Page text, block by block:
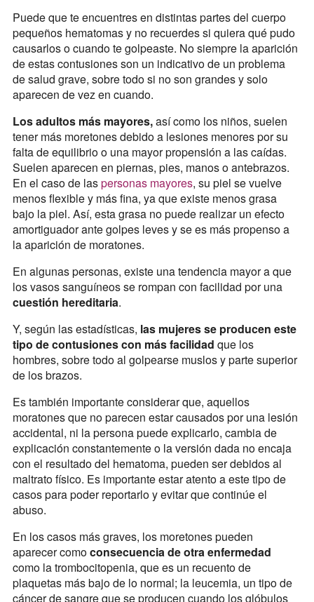
Puede que te encuentres en distintas partes del cuerpo
pequeños hematomas y no recuerdes si quiera qué pudo
causarlos o cuando te golpeaste. No siempre la aparición
de estas contusiones son un indicativo de un problema
de salud grave, sobre todo si no son grandes y solo
aparecen de vez en cuando.
Los adultos más mayores,así como los niños, suelen
tener más moretones debido a lesiones menores por su
falta de equilibrio o una mayor propensión a las caídas.
Suelen aparecen en piernas, pies, manos o antebrazos.
En el caso de laspersonas mayores, su piel se vuelve
menos flexible y más fina, ya que existe menos grasa
bajo la piel. Así, esta grasa no puede realizar un efecto
amortiguador ante golpes leves y se es más propenso a
la aparición de moratones.
En algunas personas, existe una tendencia mayor a que
los vasos sanguíneos se rompan con facilidad por una
cuestión hereditaria.
Y, según las estadísticas, las mujeres se producen este
tipo de contusiones con más facilidad que los
hombres, sobre todo al golpearse muslos y parte superior
de los brazos.
Es también importante considerar que, aquellos
moratones que no parecen estar causados por una lesión
accidental, ni la persona puede explicarlo, cambia de
explicación constantemente o la versión dada no encaja
con el resultado del hematoma, pueden ser debidos al
maltrato físico. Es importante estar atento a este tipo de
casos para poder reportarlo y evitar que continúe el
abuso.
En los casos más graves, los moretones pueden
aparecer comoconsecuencia de otra enfermedad
como la trombocitopenia, que es un recuento de
plaquetas más bajo de lo normal; la leucemia, un tipo de
cáncer de sangre que se producen cuando los glóbulos